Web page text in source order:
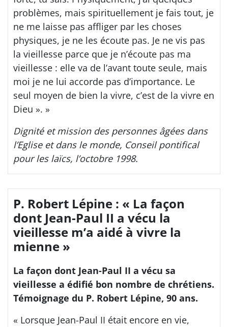
problèmes, mais spirituellement je fais tout, je
ne me laisse pas affliger par les choses
physiques, je ne les écoute pas. Je ne vis pas
la vieillesse parce que je n’écoute pas ma
vieillesse : elle va de l’avant toute seule, mais
moi je ne lui accorde pas d’importance. Le
seul moyen de bien la vivre, c’est de la vivre en
Dieu ». »
Dignité et mission des personnes âgées dans
l’Eglise et dans le monde, Conseil pontifical
pour les laïcs, l’octobre 1998.
P. Robert Lépine : « La façon
dont Jean-Paul II a vécu la
vieillesse m’a aidé à vivre la
mienne »
La façon dont Jean-Paul II a vécu sa
vieillesse a édifié bon nombre de chrétiens.
Témoignage du P. Robert Lépine, 90 ans.
« Lorsque Jean-Paul II était encore en vie,